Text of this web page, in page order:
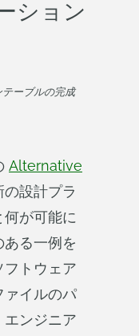
ション
ーブルの完成
Alternative
の設計プラ
何が可能に
る一例を
フトウェア
ァイルのパ
エンジニア